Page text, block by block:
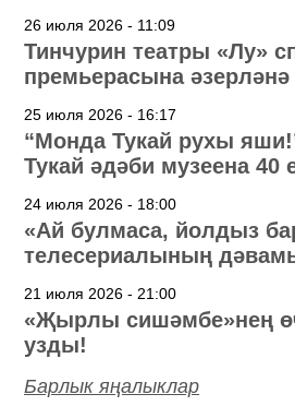
26 июля 2026 - 11:09
Тинчурин театры «Лу»
премьерасына әзерләнә
25 июля 2026 - 16:17
“Монда Тукай рухы
Тукай әдәби музеена 40
24 июля 2026 - 18:00
«Ай булмаса, йолдыз
телесериалының
21 июля 2026 - 21:00
«Җырлы сишәмбе»нең
узды!
Барлык яңалыклар